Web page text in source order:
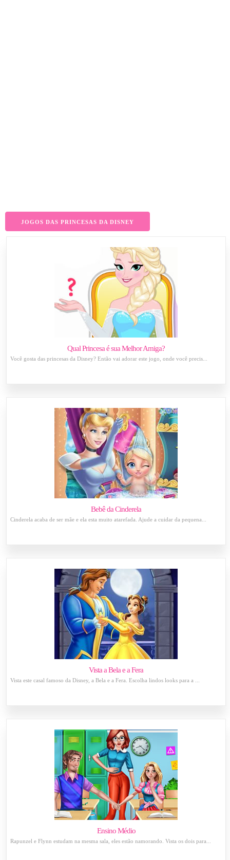
JOGOS DAS PRINCESAS DA DISNEY
Qual Princesa é sua Melhor Amiga?
Você gosta das princesas da Disney? Então vai adorar este jogo, onde você precis...
Bebê da Cinderela
Cinderela acaba de ser mãe e ela esta muito atarefada. Ajude a cuidar da pequena...
Vista a Bela e a Fera
Vista este casal famoso da Disney, a Bela e a Fera. Escolha lindos looks para a ...
Ensino Médio
Rapunzel e Flynn estudam na mesma sala, eles estão namorando. Vista os dois para...